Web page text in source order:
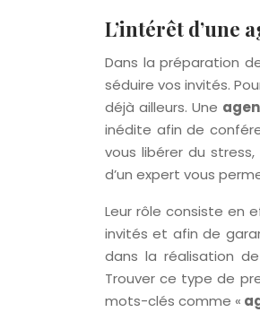
L’intérêt d’une
Dans la préparation
séduire vos invités.
déjà ailleurs. Une
inédite afin de
vous libérer du
d’un expert vous
Leur rôle consiste en
invités et afin de
dans la réalisation
Trouver ce type de
mots-clés comme «